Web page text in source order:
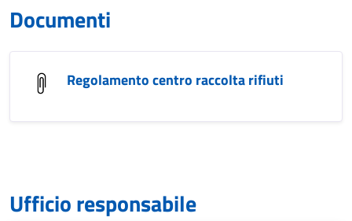
Documenti
Regolamento centro raccolta rifiuti
Ufficio responsabile